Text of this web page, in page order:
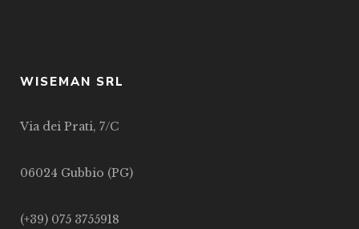
WISEMAN SRL
Via dei Prati, 7/C
06024 Gubbio (PG)
(+39) 075 3755918